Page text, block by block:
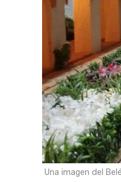
Una imagen del